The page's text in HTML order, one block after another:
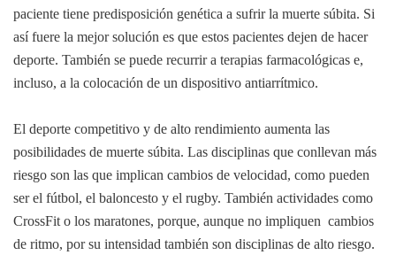
paciente tiene predisposición genética a sufrir la muerte súbita. Si
así fuere la mejor solución es que estos pacientes dejen de hacer
deporte. También se puede recurrir a terapias farmacológicas e,
incluso, a la colocación de un dispositivo antiarrítmico.
El deporte competitivo y de alto rendimiento aumenta las
posibilidades de muerte súbita. Las disciplinas que conllevan más
riesgo son las que implican cambios de velocidad, como pueden
ser el fútbol, el baloncesto y el rugby. También actividades como
CrossFit o los maratones, porque, aunque no impliquen cambios
de ritmo, por su intensidad también son disciplinas de alto riesgo.